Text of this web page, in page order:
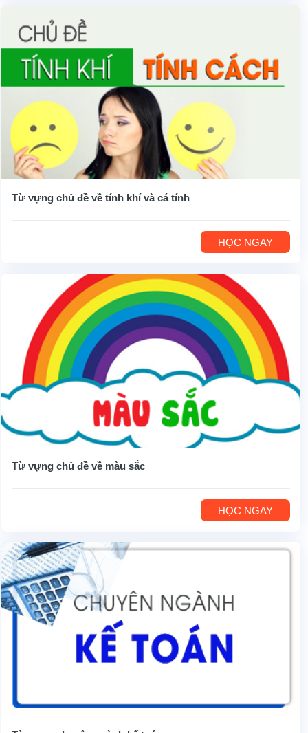
Từ vựng chủ đề về tính khí và cá tính
HỌC NGAY
Từ vựng chủ đề về màu sắc
HỌC NGAY